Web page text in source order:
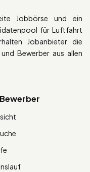
Jobbörse und ein
für Luftfahrt
Jobanbieter die
Bewerber aus allen